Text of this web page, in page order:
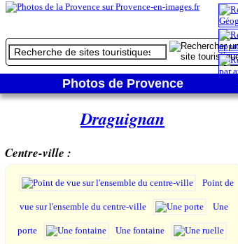
Photos de Provence
Draguignan
Centre-ville :
Point de
vue sur l'ensemble du centre-ville Une
porte Une fontaine